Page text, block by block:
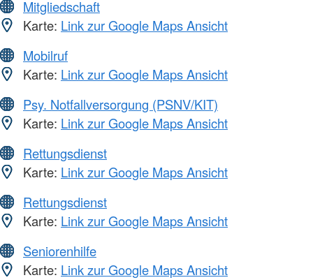
Mitgliedschaft
Karte: Link zur Google Maps Ansicht
Mobilruf
Karte: Link zur Google Maps Ansicht
Psy. Notfallversorgung (PSNV/KIT)
Karte: Link zur Google Maps Ansicht
Rettungsdienst
Karte: Link zur Google Maps Ansicht
Rettungsdienst
Karte: Link zur Google Maps Ansicht
Seniorenhilfe
Karte: Link zur Google Maps Ansicht